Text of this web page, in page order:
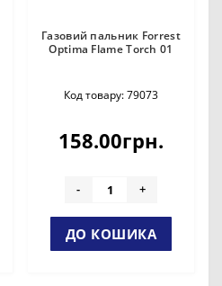
Газовий пальник Forrest
Optima Flame Torch 01
Код товару: 79073
158.00грн.
- +
ДО КОШИКА